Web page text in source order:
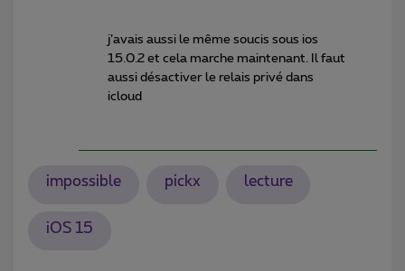
j’avais aussi le même soucis sous ios
15.0.2 et cela marche maintenant. Il faut
aussi désactiver le relais privé dans
icloud
impossible pickx lecture
iOS 15